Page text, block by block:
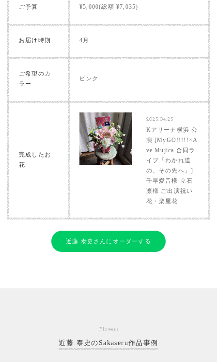
ご予算 ¥5,000(総額 ¥7,035)
お届け時期 4月
ご希望のカ
ラー
ピンク
完成したお
花
2025.04.25
Kアリーナ横浜 公
演 [MyGO!!!!!×A
ve Mujica 合同ラ
イブ「わかれ道
の、その先へ」]
千早愛音様 立石
凛様 ご出演祝い
花・楽屋花
近藤 泰史さんにオーダーする
Flowers
近藤 泰史のSakaseru作品事例